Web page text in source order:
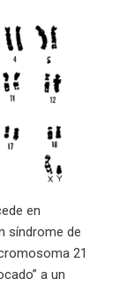
en
síndrome de
21
a un